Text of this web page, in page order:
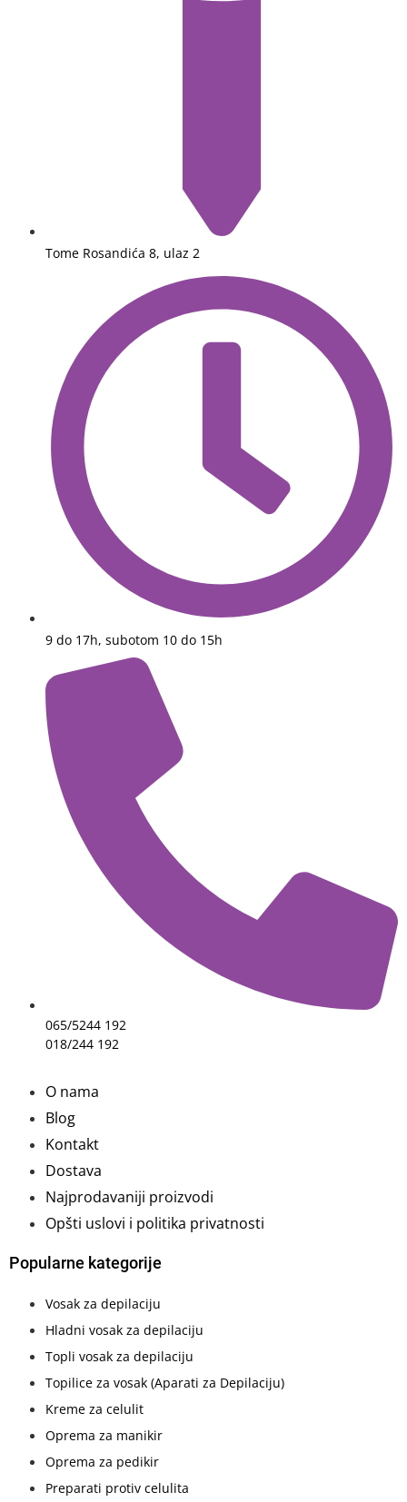
Tome Rosandića 8, ulaz 2
9 do 17h, subotom 10 do 15h
065/5244 192
018/244 192
O nama
Blog
Kontakt
Dostava
Najprodavaniji proizvodi
Opšti uslovi i politika privatnosti
Popularne kategorije
Vosak za depilaciju
Hladni vosak za depilaciju
Topli vosak za depilaciju
Topilice za vosak (Aparati za Depilaciju)
Kreme za celulit
Oprema za manikir
Oprema za pedikir
Preparati protiv celulita